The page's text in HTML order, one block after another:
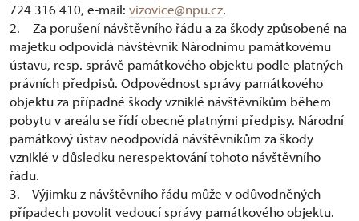
724 316 410, e-mail: vizovice@npu.cz.
2. Za porušení návštěvního řádu a za škody způsobené na
majetku odpovídá návštěvník Národnímu památkovému
ústavu, resp. správě památkového objektu podle platných
právních předpisů. Odpovědnost správy památkového
objektu za případné škody vzniklé návštěvníkům během
pobytu v areálu se řídí obecně platnými předpisy. Národní
památkový ústav neodpovídá návštěvníkům za škody
vzniklé v důsledku nerespektování tohoto návštěvního
řádu.
3. Výjimku z návštěvního řádu může v odůvodněných
případech povolit vedoucí správy památkového objektu.